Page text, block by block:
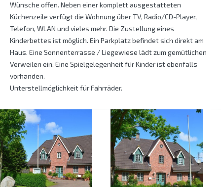
Wünsche offen. Neben einer komplett ausgestatteten
Küchenzeile verfügt die Wohnung über TV, Radio/CD-Player,
Telefon, WLAN und vieles mehr. Die Zustellung eines
Kinderbettes ist möglich. Ein Parkplatz befindet sich direkt am
Haus. Eine Sonnenterrasse / Liegewiese lädt zum gemütlichen
Verweilen ein. Eine Spielgelegenheit für Kinder ist ebenfalls
vorhanden.
Unterstellmöglichkeit für Fahrräder.